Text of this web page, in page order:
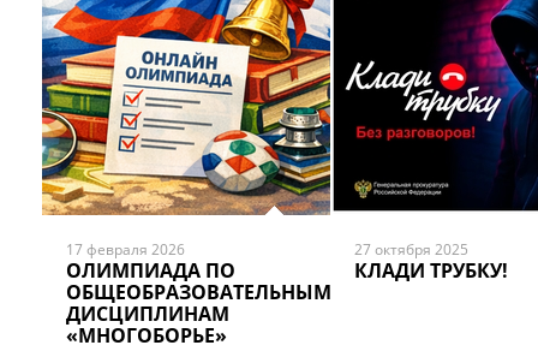
17 февраля 2026
ОЛИМПИАДА ПО
ОБЩЕОБРАЗОВАТЕЛЬНЫМ
ДИСЦИПЛИНАМ
«МНОГОБОРЬЕ»
27 октября 2025
КЛАДИ ТРУБКУ!